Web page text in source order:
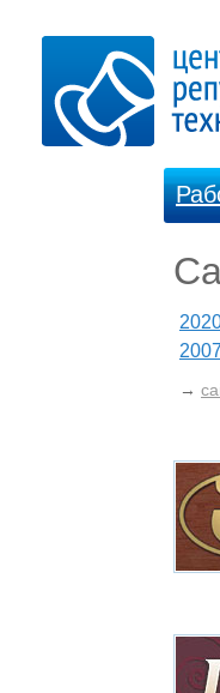
2007
→